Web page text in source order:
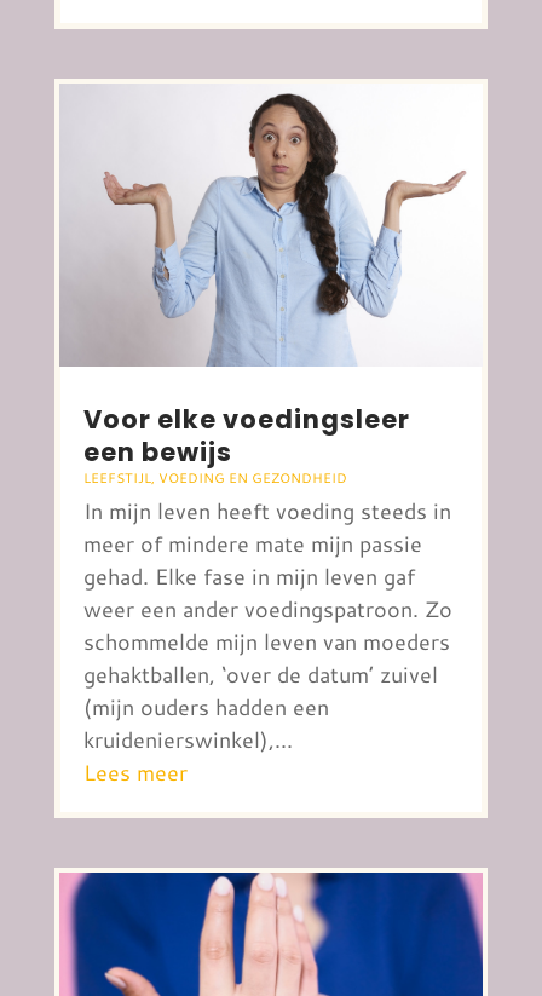
Voor elke voedingsleer
een bewijs
LEEFSTIJL, VOEDING EN GEZONDHEID
In mijn leven heeft voeding steeds in
meer of mindere mate mijn passie
gehad. Elke fase in mijn leven gaf
weer een ander voedingspatroon. Zo
schommelde mijn leven van moeders
gehaktballen, ‘over de datum’ zuivel
(mijn ouders hadden een
kruidenierswinkel),...
Lees meer